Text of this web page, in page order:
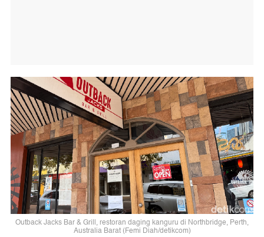
Outback Jacks Bar & Grill, restoran daging kanguru di Northbridge, Perth,
Australia Barat (Femi Diah/detikcom)